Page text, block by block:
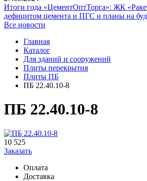
Итоги года «ЦементОптТорга»: ЖК
дефицитом цемента и ПГС и планы на
Все новости
Главная
Каталог
Для зданий и сооружений
Плиты перекрытия
Плиты ПБ
ПБ 22.40.10-8
ПБ 22.40.10-8
10 525
Заказать
Оплата
Доставка